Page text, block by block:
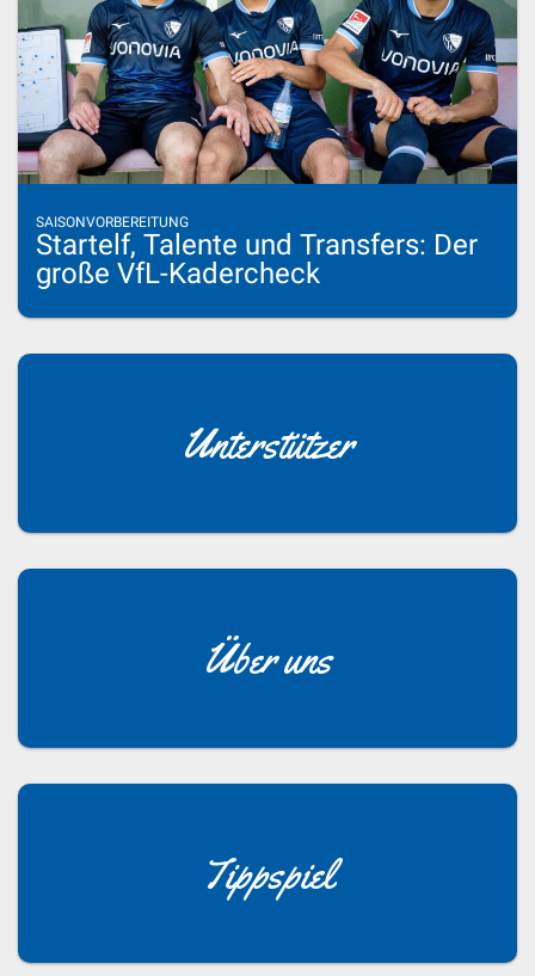
SAISONVORBEREITUNG
Startelf, Talente und Transfers: Der
große VfL-Kadercheck
Unterstützer
Über uns
Tippspiel